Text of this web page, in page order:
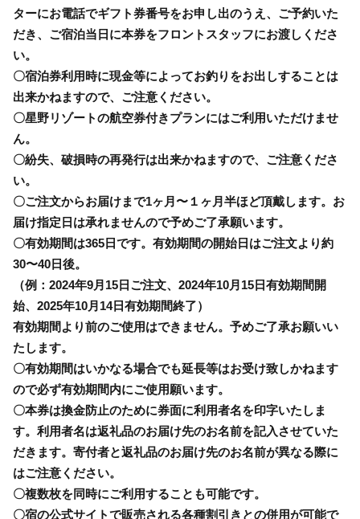
ターにお電話でギフト券番号をお申し出のうえ、ご予約いた
だき、ご宿泊当日に本券をフロントスタッフにお渡しくださ
い。
〇宿泊券利用時に現金等によってお釣りをお出しすることは
出来かねますので、ご注意ください。
〇星野リゾートの航空券付きプランにはご利用いただけませ
ん。
〇紛失、破損時の再発行は出来かねますので、ご注意くださ
い。
〇ご注文からお届けまで1ヶ月〜１ヶ月半ほど頂戴します。お
届け指定日は承れませんので予めご了承願います。
〇有効期間は365日です。有効期間の開始日はご注文より約
30〜40日後。
（例：2024年9月15日ご注文、2024年10月15日有効期間開
始、2025年10月14日有効期間終了）
有効期間より前のご使用はできません。予めご了承お願いい
たします。
〇有効期間はいかなる場合でも延長等はお受け致しかねます
ので必ず有効期間内にご使用願います。
〇本券は換金防止のために券面に利用者名を印字いたしま
す。利用者名は返礼品のお届け先のお名前を記入させていた
だきます。寄付者と返礼品のお届け先のお名前が異なる際に
はご注意ください。
〇複数枚を同時にご利用することも可能です。
〇宿の公式サイトで販売される各種割引きとの併用が可能で